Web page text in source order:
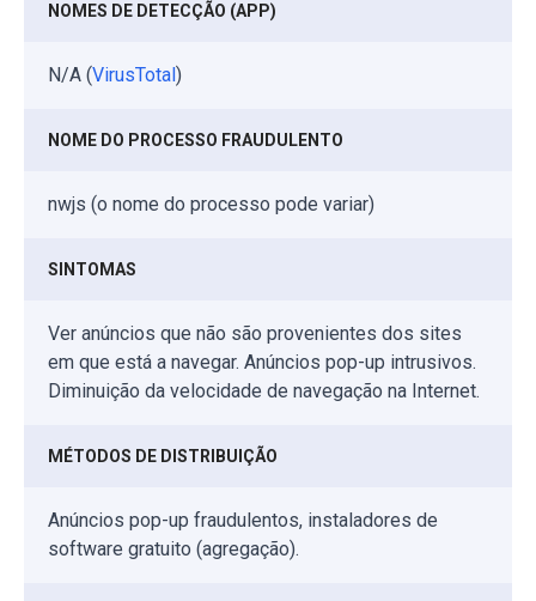
NOMES DE DETECÇÃO (APP)
N/A (VirusTotal )
NOME DO PROCESSO FRAUDULENTO
nwjs (o nome do processo pode variar)
SINTOMAS
Ver anúncios que não são provenientes dos sites
em que está a navegar. Anúncios pop-up intrusivos.
Diminuição da velocidade de navegação na Internet.
MÉTODOS DE DISTRIBUIÇÃO
Anúncios pop-up fraudulentos, instaladores de
software gratuito (agregação).